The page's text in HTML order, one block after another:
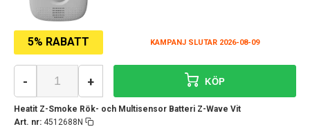
5% RABATT KAMPANJ SLUTAR 2026-08-09
Heatit Z-Smoke Rök- och Multisensor Batteri Z-Wave Vit
Art. nr: 4512688N
- + KÖP